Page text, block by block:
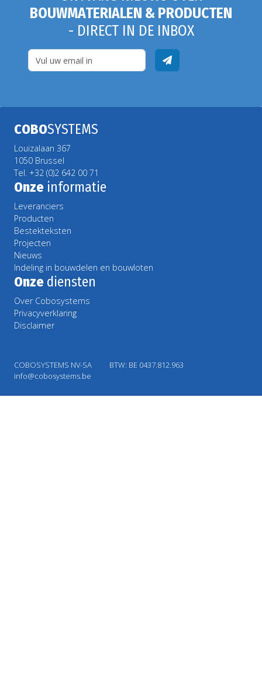
BOUWMATERIALEN & PRODUCTEN
- DIRECT IN DE INBOX
COBOSYSTEMS
Louizalaan 367
1050 Brussel
Tel. +32 (0)2 642 00 71
Onze informatie
Leveranciers
Producten
Bestekteksten
Projecten
Nieuws
Indeling in bouwdelen en bouwloten
Onze diensten
Over Cobosystems
Privacyverklaring
Disclaimer
COBOSYSTEMS NV-SA
BTW: BE 0437.812.963
info@cobosystems.be